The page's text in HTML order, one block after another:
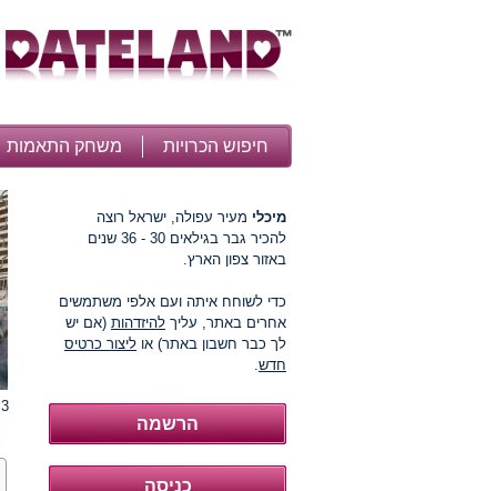
חיפוש הכרויות משחק התאמות
מיכלי מעיר עפולה, ישראל רוצה
להכיר גבר בגילאים 30 - 36 שנים
באזור צפון הארץ.
כדי לשוחח איתה ועם אלפי משתמשים
אחרים באתר, עליך להיזדהות (אם יש
לך כבר חשבון באתר) או ליצור כרטיס
חדש.
3 תמונות